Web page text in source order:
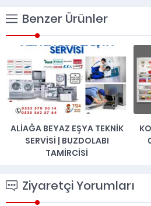
Benzer Ürünler
ALIAĞA BEYAZ EŞYA TEKNIK
SERVISI | BUZDOLABI
TAMIRCISI
Ziyaretçi Yorumları